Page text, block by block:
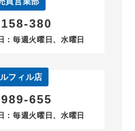
380
毎週火曜日、水曜日
フィル店
655
毎週火曜日、水曜日